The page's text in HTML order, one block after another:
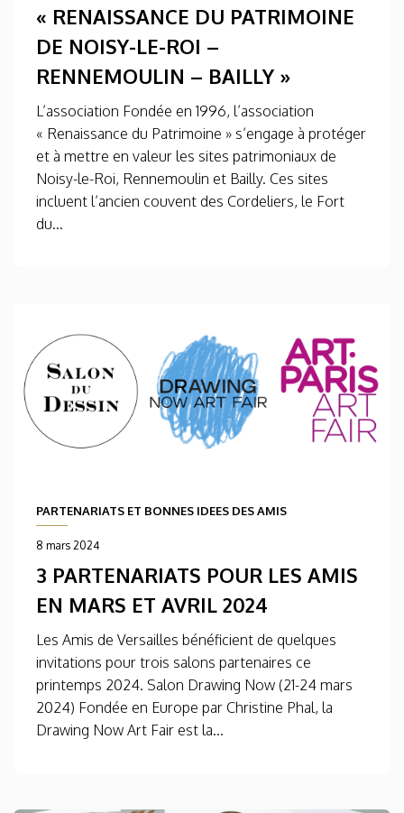
« RENAISSANCE DU PATRIMOINE
DE NOISY-LE-ROI –
RENNEMOULIN – BAILLY »
L’association Fondée en 1996, l’association
« Renaissance du Patrimoine » s’engage à protéger
et à mettre en valeur les sites patrimoniaux de
Noisy-le-Roi, Rennemoulin et Bailly. Ces sites
incluent l’ancien couvent des Cordeliers, le Fort
du...
PARTENARIATS ET BONNES IDEES DES AMIS
8 mars 2024
3 PARTENARIATS POUR LES AMIS
EN MARS ET AVRIL 2024
Les Amis de Versailles bénéficient de quelques
invitations pour trois salons partenaires ce
printemps 2024. Salon Drawing Now (21-24 mars
2024) Fondée en Europe par Christine Phal, la
Drawing Now Art Fair est la...